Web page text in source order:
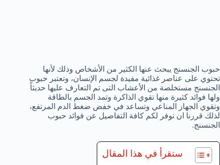
حبوب الجنسنج يبحث عنها الكثير من الأشخاص وذلك لأنها
تحتوي على عناصر غذائية مفيدة لجسم الإنسان، وتعتبر حبوب
الجنسنج مستخلصة من الأعشاب التى تم التعارف عليها حديثاً
ولها فوائد كثيرة منها تقوي الذاكرة وتمد الجسم بالطاقة
وتقوي الجهاز المناعي وتساعد في خفض ضغط الدم المرتفع،
لذلك قررنا ان نوفر لكم كافة التفاصيل عن فوائد حبوب
الجنسنج.
ستقرأ في هذا المقال